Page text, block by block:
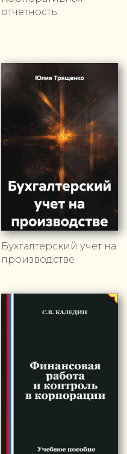
отчетность
Бухгалтерский учет на
производстве